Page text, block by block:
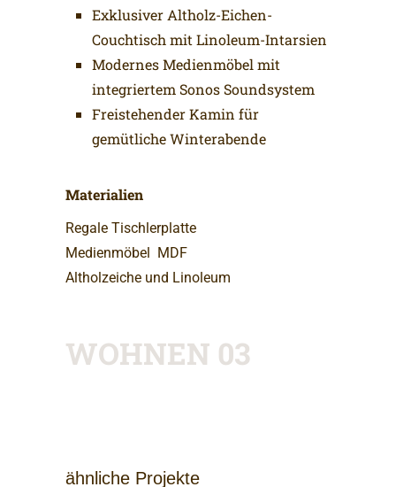
Exklusiver Altholz-Eichen-
Couchtisch mit Linoleum-Intarsien
Modernes Medienmöbel mit
integriertem Sonos Soundsystem
Freistehender Kamin für
gemütliche Winterabende
Materialien
Regale Tischlerplatte
Medienmöbel MDF
Altholzeiche und Linoleum
WOHNEN 03
ähnliche Projekte